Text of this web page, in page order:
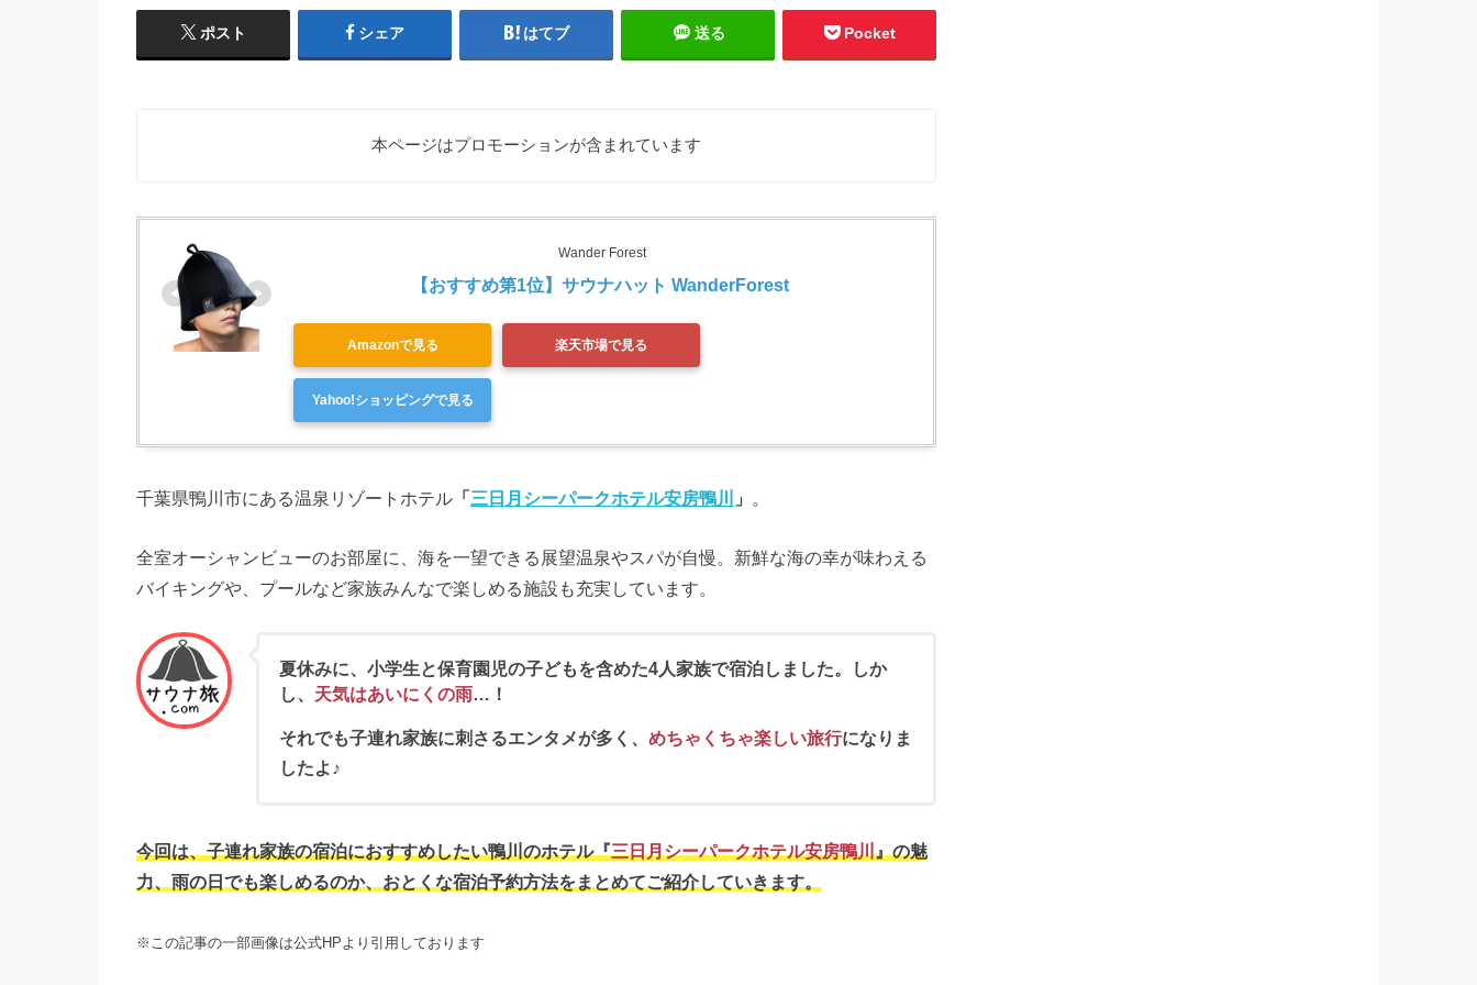
ポスト シェア はてブ 送る Pocket
本ページはプロモーションが含まれています
Wander Forest
【おすすめ第1位】サウナハット WanderForest
Amazonで見る 楽天市場で見る
Yahoo!ショッピングで見る
千葉県鴨川市にある温泉リゾートホテル 「三日月シーパークホテル安房鴨川 」 。
全室オーシャンビューのお部屋に、海を一望できる展望温泉やスパが自慢。新鮮な海の幸が味わえる
バイキングや、プールなど家族みんなで楽しめる施設も充実しています。
夏休みに、小学生と保育園児の子どもを含めた4人家族で宿泊しました。しか
し、 天気はあいにくの雨…！
それでも子連れ家族に刺さるエンタメが多く、めちゃくちゃ楽しい旅行になりま
したよ♪
今回は、子連れ家族の宿泊におすすめしたい鴨川のホテル『三日月シーパークホテル安房鴨川』の魅
力、雨の日でも楽しめるのか、おとくな宿泊予約方法をまとめてご紹介していきます。
※この記事の一部画像は公式HPより引用しております